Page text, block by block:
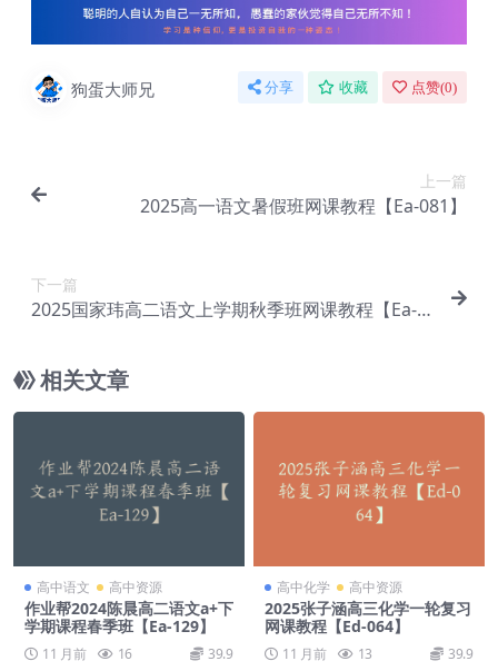
狗蛋大师兄 分享 收藏 点赞(0)
上一篇
2025高一语文暑假班网课教程【Ea-081】
下一篇
2025国家玮高二语文上学期秋季班网课教程【Ea-0
相关文章
高中语文 高中资源
作业帮2024陈晨高二语文a+下
学期课程春季班【Ea-129】
11 月前 16 39.9
高中化学 高中资源
2025张子涵高三化学一轮复习
网课教程【Ed-064】
11 月前 13 39.9